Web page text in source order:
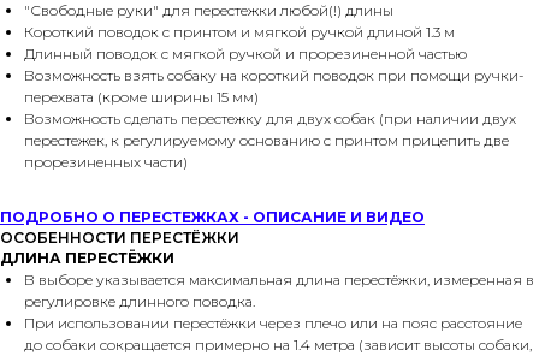
"Свободные руки" для перестежки любой(!) длины
Короткий поводок с принтом и мягкой ручкой длиной 1.3 м
Длинный поводок с мягкой ручкой и прорезиненной частью
Возможность взять собаку на короткий поводок при помощи ручки-
перехвата (кроме ширины 15 мм)
Возможность сделать перестежку для двух собак (при наличии двух
перестежек, к регулируемому основанию с принтом прицепить две
прорезиненных части)
ПОДРОБНО О ПЕРЕСТЕЖКАХ - ОПИСАНИЕ И ВИДЕО
ОСОБЕННОСТИ ПЕРЕСТЁЖКИ
ДЛИНА ПЕРЕСТЁЖКИ
В выборе указывается максимальная длина перестёжки, измеренная в
регулировке длинного поводка.
При использовании перестёжки через плечо или на пояс расстояние
до собаки сокращается примерно на 1.4 метра (зависит высоты собаки,